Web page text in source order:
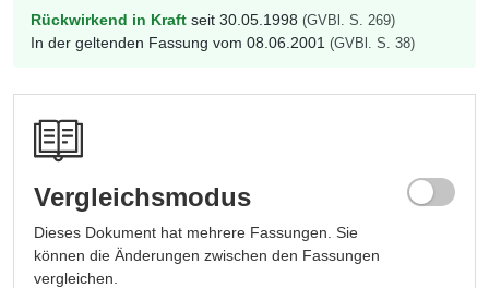
Rückwirkend in Kraft seit 30.05.1998 (GVBl. S. 269)
In der geltenden Fassung vom 08.06.2001 (GVBl. S. 38)
Vergleichsmodus
Dieses Dokument hat mehrere Fassungen. Sie
können die Änderungen zwischen den Fassungen
vergleichen.